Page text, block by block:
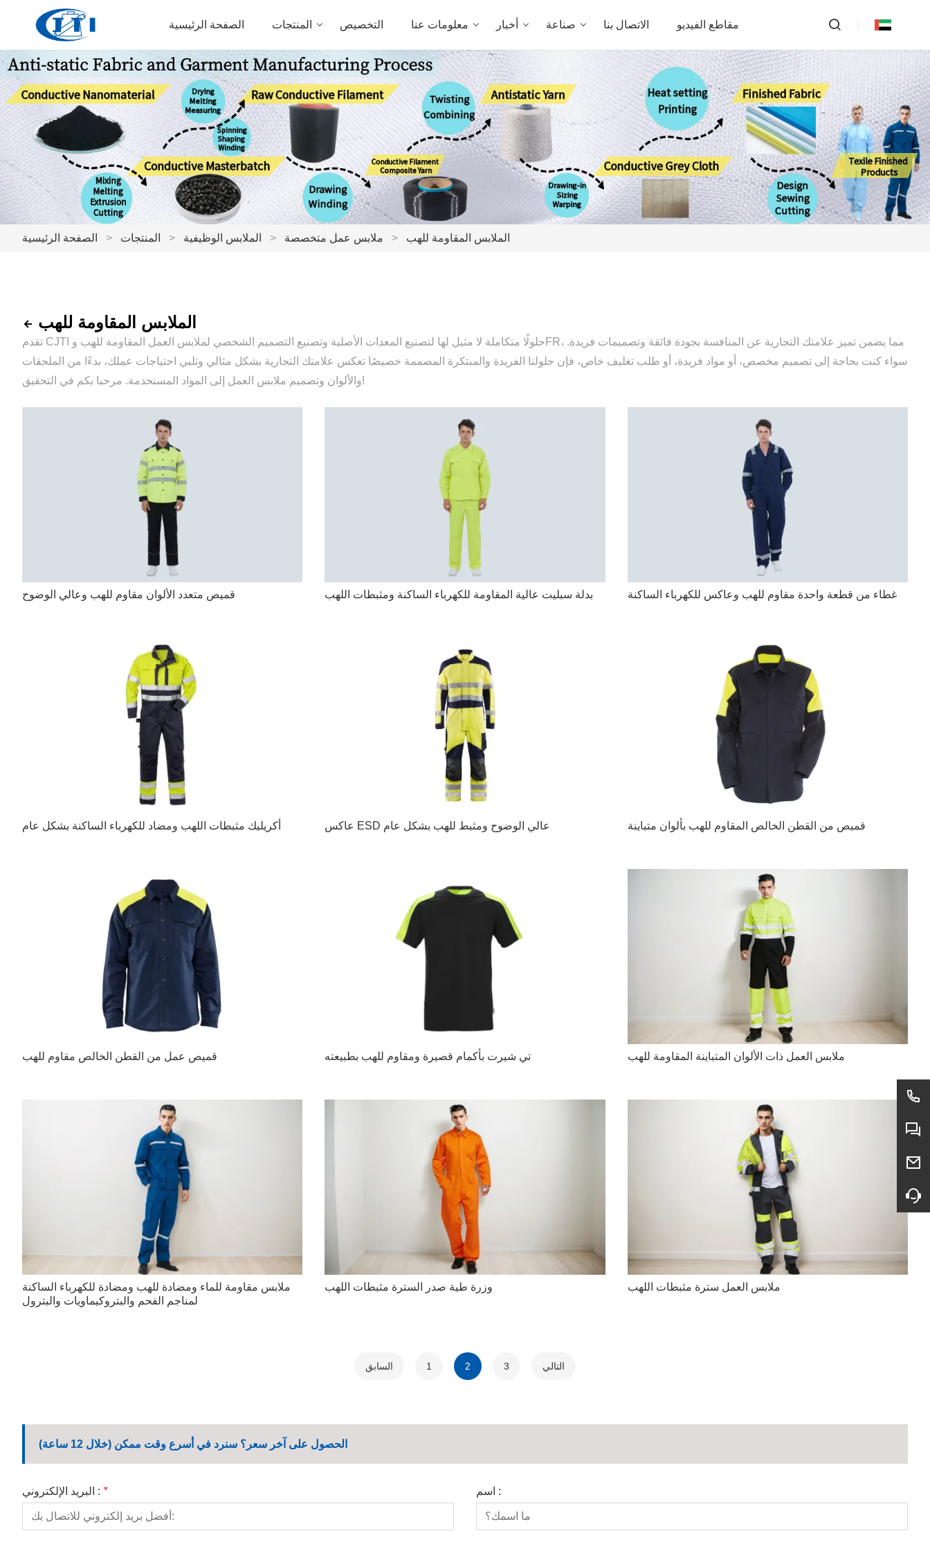
الصفحة الرئيسية المنتجات التخصيص معلومات عنا أخبار صناعة الاتصال بنا مقاطع الفيديو
الصفحة الرئيسية > المنتجات > الملابس الوظيفية > ملابس عمل متخصصة > الملابس المقاومة للهب
الملابس المقاومة للهب
تقدم CJTI حلولًا متكاملة لا مثيل لها لتصنيع المعدات الأصلية وتصنيع التصميم الشخصي لملابس العمل المقاومة للهب وFR، مما يضمن تميز علامتك التجارية عن المنافسة بجودة فائقة وتصميمات فريدة.
سواء كنت بحاجة إلى تصميم مخصص، أو مواد فريدة، أو طلب تغليف خاص، فإن حلولنا الفريدة والمبتكرة المصممة خصيصًا تعكس علامتك التجارية بشكل مثالي وتلبي احتياجات عملك، بدءًا من الملحقات
والألوان وتصميم ملابس العمل إلى المواد المستخدمة. مرحبا بكم في التحقيق!
قميص متعدد الألوان مقاوم للهب وعالي الوضوح بدلة سبليت عالية المقاومة للكهرباء الساكنة ومثبطات اللهب غطاء من قطعة واحدة مقاوم للهب وعاكس للكهرباء الساكنة
أكريليك مثبطات اللهب ومضاد للكهرباء الساكنة بشكل عام عاكس ESD عالي الوضوح ومثبط للهب بشكل عام قميص من القطن الخالص المقاوم للهب بألوان متباينة
قميص عمل من القطن الخالص مقاوم للهب تي شيرت بأكمام قصيرة ومقاوم للهب بطبيعته ملابس العمل ذات الألوان المتباينة المقاومة للهب
ملابس مقاومة للماء ومضادة للهب ومضادة للكهرباء الساكنة
لمناجم الفحم والبتروكيماويات والبترول
وزرة طية صدر السترة مثبطات اللهب ملابس العمل سترة مثبطات اللهب
السابق 1 2 3 التالي
الحصول على آخر سعر؟ سنرد في أسرع وقت ممكن (خلال 12 ساعة)
البريد الإلكتروني : * اسم :